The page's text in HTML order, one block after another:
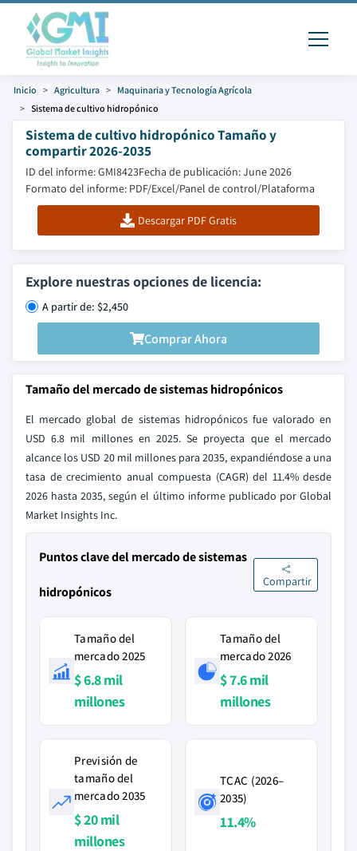
Inicio Agricultura
Maquinaria y Tecnología Agrícola
Sistema de cultivo hidropónico
Sistema de cultivo hidropónico Tamaño y
compartir 2026-2035
ID del informe: GMI8423Fecha de publicación: June 2026
Formato del informe: PDF/Excel/Panel de control/Plataforma
Descargar PDF Gratis
Explore nuestras opciones de licencia:
A partir de: $2,450
Comprar Ahora
Tamaño del mercado de sistemas hidropónicos
El mercado global de sistemas hidropónicos fue valorado en
USD 6.8 mil millones en 2025. Se proyecta que el mercado
alcance los USD 20 mil millones para 2035, expandiéndose a una
tasa de crecimiento anual compuesta (CAGR) del 11.4% desde
2026 hasta 2035, según el último informe publicado por Global
Market Insights Inc.
Puntos clave del mercado de sistemas
hidropónicos
Compartir
Tamaño del
mercado 2025
$ 6.8 mil
millones
Tamaño del
mercado 2026
$ 7.6 mil
millones
Previsión de
tamaño del
mercado 2035
$ 20 mil
millones
TCAC (2026–
2035)
11.4%